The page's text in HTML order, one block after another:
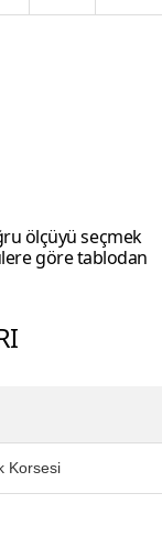
ölçüyü seçmek
göre tablodan
Korsesi